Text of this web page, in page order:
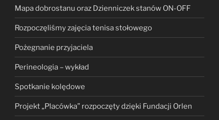
Mapa dobrostanu oraz Dzienniczek stanów ON-OFF
Rozpoczęliśmy zajęcia tenisa stołowego
Pożegnanie przyjaciela
Perineologia – wykład
Spotkanie kolędowe
Projekt „Placówka” rozpoczęty dzięki Fundacji Orlen